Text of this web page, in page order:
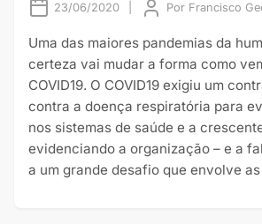
23/06/2020 Por Francisco
Uma das maiores pandemias da
certeza vai mudar a forma como
COVID19. O COVID19 exigiu um
contra a doença respiratória para
nos sistemas de saúde e a
evidenciando a organização – e a
a um grande desafio que envolve